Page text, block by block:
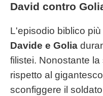
David contro
L'episodio biblico
Davide e Golia
filistei. Nonostante
rispetto al
sconfiggere il